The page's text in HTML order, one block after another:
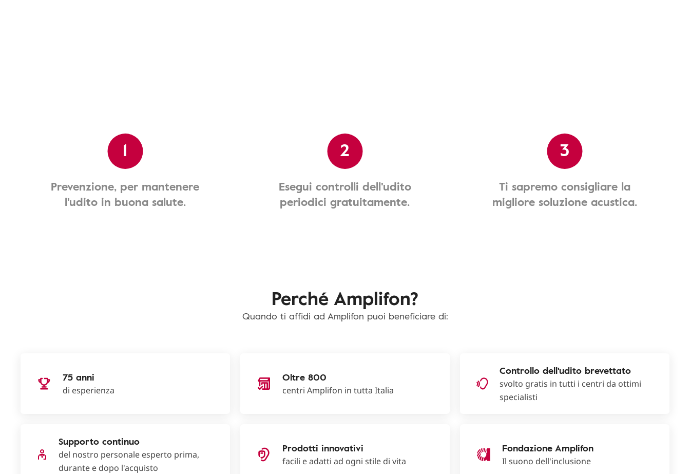
1
Prevenzione, per mantenere
l'udito in buona salute.
2
Esegui controlli dell'udito
periodici gratuitamente.
3
Ti sapremo consigliare la
migliore soluzione acustica.
Perché Amplifon?
Quando ti affidi ad Amplifon puoi beneficiare di:
75 anni
di esperienza
Oltre 800
centri Amplifon in tutta Italia
Controllo dell'udito brevettato
svolto gratis in tutti i centri da ottimi
specialisti
Supporto continuo
del nostro personale esperto prima,
durante e dopo l'acquisto
Prodotti innovativi
facili e adatti ad ogni stile di vita
Fondazione Amplifon
Il suono dell'inclusione